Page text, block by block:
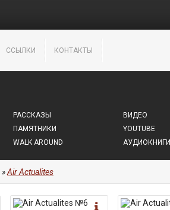
ССЫЛКИ КОНТАКТЫ
РАССКАЗЫ
ПАМЯТНИКИ
WALK AROUND
ВИДЕО
YOUTUBE
АУДИОКНИГИ
»Air Actualites